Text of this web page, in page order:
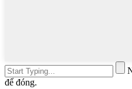
để đóng.